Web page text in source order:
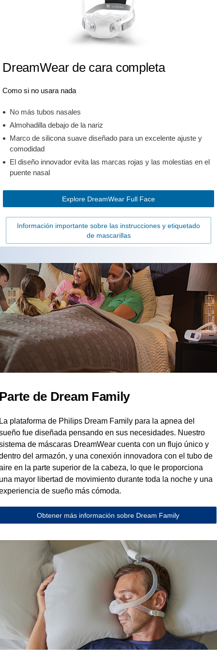
DreamWear de cara completa
Como si no usara nada
No más tubos nasales
Almohadilla debajo de la nariz
Marco de silicona suave diseñado para un excelente ajuste y
comodidad
El diseño innovador evita las marcas rojas y las molestias en el
puente nasal
Explore DreamWear Full Face
Información importante sobre las instrucciones y etiquetado
de mascarillas
de Dream Family
plataforma de Philips Dream Family para la apnea del
fue diseñada pensando en sus necesidades. Nuestro
de máscaras DreamWear cuenta con un flujo único y
del armazón, y una conexión innovadora con el tubo de
en la parte superior de la cabeza, lo que le proporciona
mayor libertad de movimiento durante toda la noche y una
de sueño más cómoda.
Obtener más información sobre Dream Family